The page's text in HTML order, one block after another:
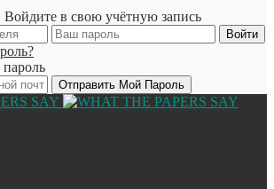
в свою учётную запись